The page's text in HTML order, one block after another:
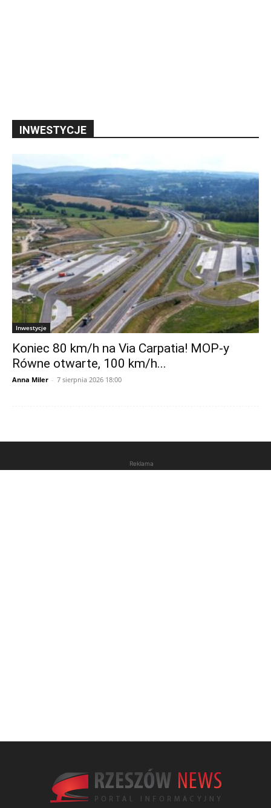
INWESTYCJE
Inwestycje
Koniec 80 km/h na Via Carpatia! MOP-y
Równe otwarte, 100 km/h...
Anna Miler - 7 sierpnia 2026 18:00
Reklama